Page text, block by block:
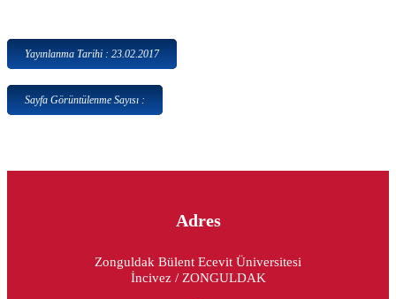
Yayınlanma Tarihi : 23.02.2017
Sayfa Görüntülenme Sayısı :
Adres
Zonguldak Bülent Ecevit Üniversitesi
İncivez / ZONGULDAK